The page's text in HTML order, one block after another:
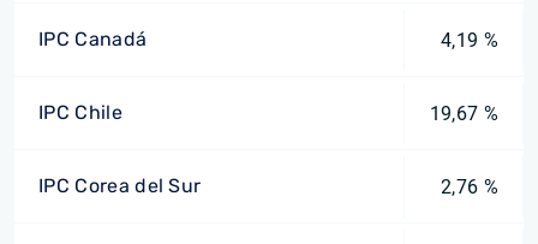
IPC Canadá 4,19 %
IPC Chile 19,67 %
IPC Corea del Sur 2,76 %